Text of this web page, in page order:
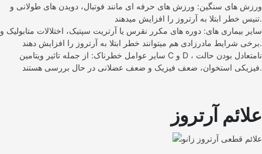
ورزش های سنگین: ورزش های حرفه ای مانند فوتبال، دویدن های طولانی و
تنیس خطر ابتلا به آرتروز را افزایش میدهند.
سایر بیماری های: دوره های مکرر نقرس یا آرتریت سپتیک، اختلالات متابولیک و
برخی شرایط مادرزادی هم میتوانند خطر ابتلا به آرتروز را افزایش دهند.
سایر عوامل خطرناک: از جمله تاثیر ویتامین C و D ، نامتعادل بودن حالت
فیزیکی استخوان، ضعف فیزیک و ضعف عضلانی در حال بررسی هستند.
علائم آرتروز